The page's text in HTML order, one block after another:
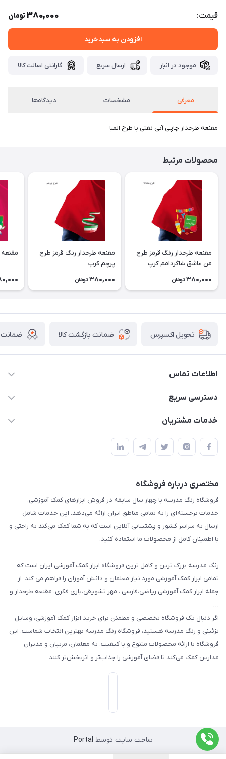
قیمت: 380,000تومان
افزودن به سبدخرید
موجود در انبار ارسال سریع گارانتی اصالت کالا
معرفی مشخصات دیدگاه‌ها
مقنعه طرحدار چاپی آبی نفتی با طرح الفبا
محصولات مرتبط
مقنعه طرحدار رنگ قرمز طرح
من عاشق شاگردامم کرپ
380,000 تومان
مقنعه طرحدار رنگ قرمز طرح
پرچم کرپ
380,000 تومان
تحویل اکسپرس ضمانت بازگشت کالا ضمانت
اطلاعات تماس
02136781755
دسترسی سریع
پلنر و دفتر
استایل معلم و دانش آموز
بازی و نمایش
تزئین کلاس
طرح های تشویقی
گیفت ها و جوایز
سایر محصولات
خدمات مشتریان
قوانین و مقررات
حریم خصوصی
مختصری درباره فروشگاه
فروشگاه رنگ مدرسه با چهار سال سابقه در فروش ابزارهای کمک آموزشی،
خدمات برجسته‌ای را به تمامی مناطق ایران ارائه می‌دهد. این خدمات شامل
ارسال به سراسر کشور و پشتیبانی آنلاین است که به شما کمک می‌کند به راحتی و
با اطمینان کامل از محصولات ما استفاده کنید.
رنگ مدرسه بزرگ ترین و کامل ترین فروشگاه ابزار کمک آموزشی ایران است که
تمامی ابزار کمک آموزشی مورد نیاز معلمان و دانش آموزان را فراهم می کند. از
جمله ابزار کمک آموزشی ریاضی،فارسی ، مهر تشویقی،بازی فکری، مقنعه طرحدار و
…
اگر دنبال یک فروشگاه تخصصی و مطمئن برای خرید ابزار کمک آموزشی، وسایل
تزئینی و رنگ مدرسه هستید، فروشگاه رنگ مدرسه بهترین انتخاب شماست. این
فروشگاه با ارائه محصولات متنوع و با کیفیت، به معلمان، مربیان و مدیران
مدارس کمک می‌کند تا فضای آموزشی را جذاب‌تر و اثربخش‌تر کنند.
ساخت سایت توسط Portal